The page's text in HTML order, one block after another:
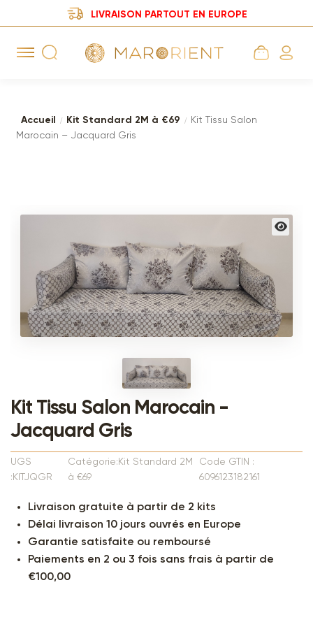
LIVRAISON PARTOUT EN EUROPE
à
au
Accueil Kit Standard 2M à €69
Kit Tissu Salon
Marocain – Jacquard Gris
Kit Tissu Salon Marocain -
Jacquard Gris
UGS
:KITJQGR
Catégorie:Kit Standard 2M
à €69
Code GTIN :
6096123182161
Livraison gratuite à partir de 2 kits
Délai livraison 10 jours ouvrés en Europe
Garantie satisfaite ou remboursé
Paiements en 2 ou 3 fois sans frais à partir de
€100,00